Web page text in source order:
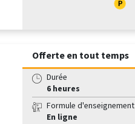
Offerte en tout temps
Durée
6 heures
Formule d'enseignement
En ligne